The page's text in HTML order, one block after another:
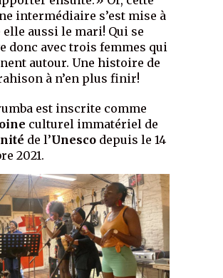
intermédiaire s’est mise à
elle aussi le mari! Qui se
donc avec trois femmes qui
autour. Une histoire de
à n’en plus finir!
est inscrite comme
culturel immatériel de
de l’Unesco depuis le 14
2021.